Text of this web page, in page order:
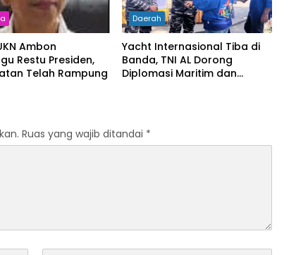
Ambon
Restu Presiden,
Telah Rampung
Daerah
Yacht Internasional Tiba di
Banda, TNI AL Dorong
Diplomasi Maritim dan
Ruas yang wajib ditandai *